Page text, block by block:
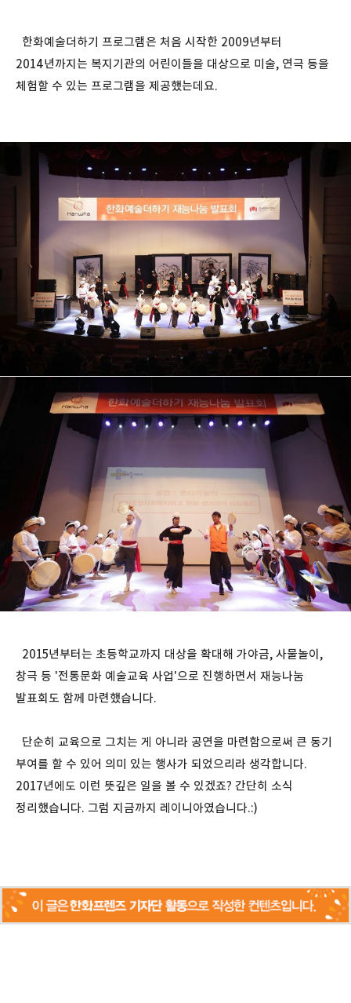
한화예술더하기 프로그램은 처음 시작한 2009년부터
2014년까지는 복지기관의 어린이들을 대상으로 미술, 연극 등을
체험할 수 있는 프로그램을 제공했는데요.
2015년부터는 초등학교까지 대상을 확대해 가야금, 사물놀이,
창극 등 '전통문화 예술교육 사업'으로 진행하면서 재능나눔
발표회도 함께 마련했습니다.
단순히 교육으로 그치는 게 아니라 공연을 마련함으로써 큰 동기
부여를 할 수 있어 의미 있는 행사가 되었으리라 생각합니다.
2017년에도 이런 뜻깊은 일을 볼 수 있겠죠? 간단히 소식
정리했습니다. 그럼 지금까지 레이니아였습니다.:)